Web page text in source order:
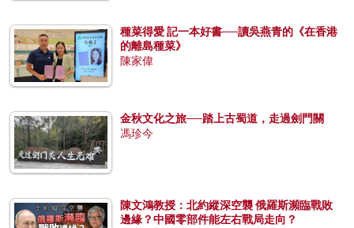
種菜得愛 記一本好書──讀吳燕青的《在香港
的離島種菜》
陳家偉
金秋文化之旅──踏上古蜀道，走過劍門關
馮珍今
陳文鴻教授：北約縱深空襲 俄羅斯瀕臨戰敗
邊緣？中國零部件能左右戰局走向？